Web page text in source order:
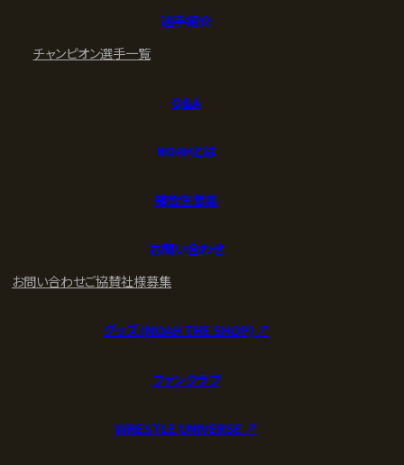
選手紹介
チャンピオン選手一覧
Q&A
NOAHとは
練習生募集
お問い合わせ
お問い合わせご協賛社様募集
グッズ (NOAH THE SHOP) ↗︎
ファンクラブ
WRESTLE UNIVERSE ↗︎